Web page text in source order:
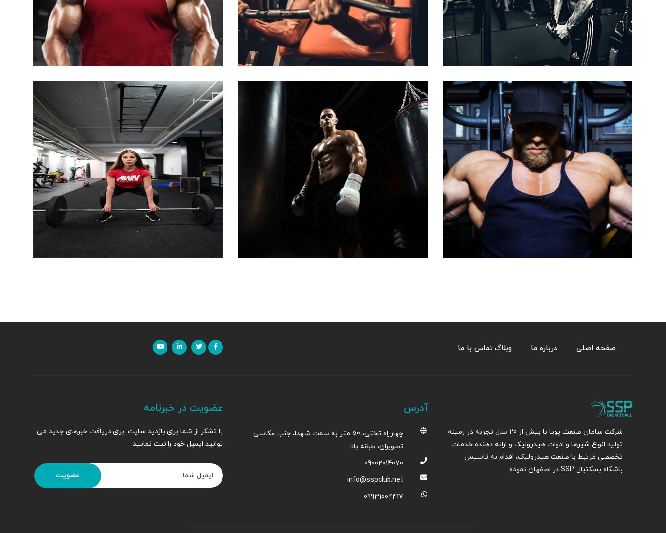
صفحه اصلی درباره ما وبلاگتماس با ما
شرکت سامان صنعت پویا با بیش از 20 سال تجربه در زمینه
تولید انواع شیرها و ادوات هیدرولیک و ارائه دهنده خدمات
تخصصی مرتبط با صنعت هیدرولیک، اقدام به تاسیس
باشگاه بسکتبال SSP در اصفهان نموده
آدرس
چهارراه تختی، 50 متر به سمت شهدا، جنب عکاسی
تصویران، طبقه بالا
09002014070
info@sspclub.net
09931004417
عضویت در خبرنامه
با تشکر از شما برای بازدید سایت. برای دریافت خبرهای جدید می
توانید ایمیل خود را ثبت نمایید.